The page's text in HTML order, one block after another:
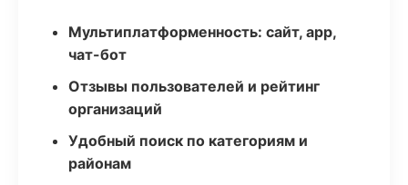
Мультиплатформенность: сайт, app,
чат-бот
Отзывы пользователей и рейтинг
организаций
Удобный поиск по категориям и
районам